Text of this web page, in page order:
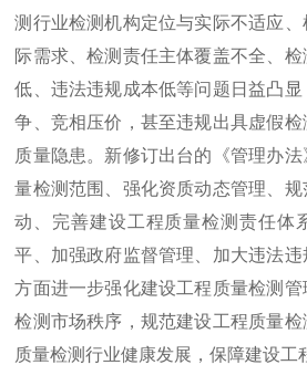
测行业检测机构定位与实际不适应
际需求、检测责任主体覆盖不全、
低、违法违规成本低等问题日益凸
争、竞相压价，甚至违规出具虚假
质量隐患。新修订出台的《管理办
量检测范围、强化资质动态管理、
动、完善建设工程质量检测责任体
平、加强政府监督管理、加大违法
方面进一步强化建设工程质量检测
检测市场秩序，规范建设工程质量
质量检测行业健康发展，保障建设工